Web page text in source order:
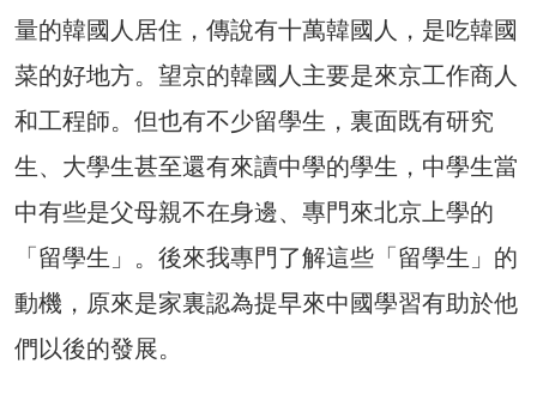
量的韓國人居住，傳說有十萬韓國人，是吃韓國
菜的好地方。望京的韓國人主要是來京工作商人
和工程師。但也有不少留學生，裏面既有研究
生、大學生甚至還有來讀中學的學生，中學生當
中有些是父母親不在身邊、專門來北京上學的
「留學生」。後來我專門了解這些「留學生」的
動機，原來是家裏認為提早來中國學習有助於他
們以後的發展。